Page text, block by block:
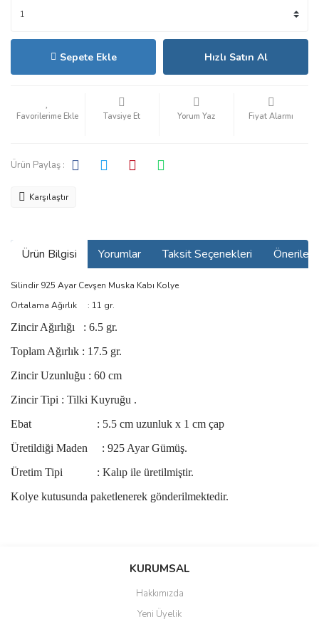
Sepete Ekle Hızlı Satın Al
Tavsiye Et Yorum Yaz Fiyat Alarmı
Ürün Paylaş :
Karşılaştır
Ürün Bilgisi Yorumlar Taksit Seçenekleri
Silindir 925 Ayar Cevşen Muska Kabı Kolye
Ortalama Ağırlık : 11 gr.
Zincir Ağırlığı : 6.5 gr.
Toplam Ağırlık : 17.5 gr.
Zincir Uzunluğu : 60 cm
Zincir Tipi : Tilki Kuyruğu .
Ebat : 5.5 cm uzunluk x 1 cm çap
Üretildiği Maden : 925 Ayar Gümüş.
Üretim Tipi : Kalıp ile üretilmiştir.
Kolye kutusunda paketlenerek gönderilmektedir.
Bu ürüne ilk yorumu siz yapın!
Yorum Yaz
Ürün resmi kalitesiz, bozuk veya görüntülenemiyor.
KURUMSAL
Hakkımızda
Yeni Üyelik